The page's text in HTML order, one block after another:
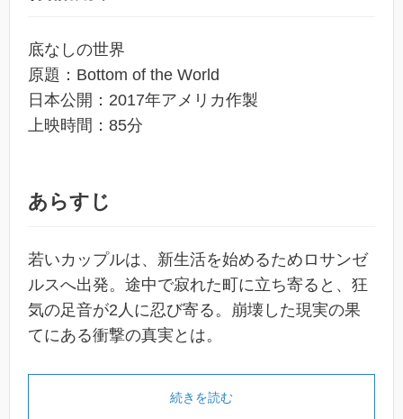
底なしの世界
原題：Bottom of the World
日本公開：2017年アメリカ作製
上映時間：85分
あらすじ
若いカップルは、新生活を始めるためロサンゼ
ルスへ出発。途中で寂れた町に立ち寄ると、狂
気の足音が2人に忍び寄る。崩壊した現実の果
てにある衝撃の真実とは。
続きを読む